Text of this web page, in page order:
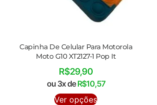
Capinha De Celular Para Motorola
Moto G10 XT2127-1 Pop It
R$29,90
ou 3x deR$10,57
Ver opções